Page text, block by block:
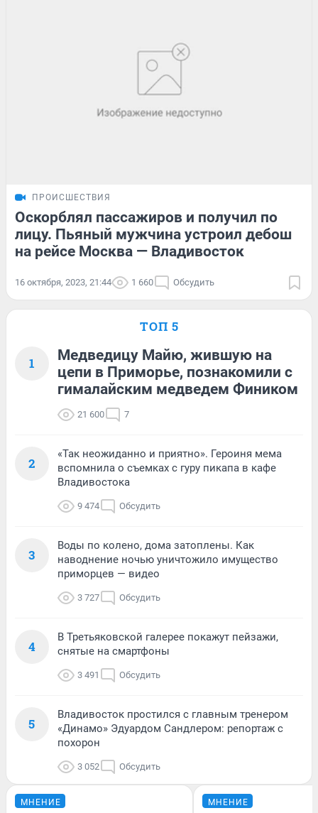
ПРОИСШЕСТВИЯ
Оскорблял пассажиров и получил по
лицу. Пьяный мужчина устроил дебош
на рейсе Москва — Владивосток
16 октября, 2023, 21:44 1 660 Обсудить
ТОП 5
1
Медведицу Майю, жившую на
цепи в Приморье, познакомили с
гималайским медведем Фиником
21 600 7
2
«Так неожиданно и приятно». Героиня мема
вспомнила о съемках с гуру пикапа в кафе
Владивостока
9 474 Обсудить
3
Воды по колено, дома затоплены. Как
наводнение ночью уничтожило имущество
приморцев — видео
3 727 Обсудить
4
В Третьяковской галерее покажут пейзажи,
снятые на смартфоны
3 491 Обсудить
5
Владивосток простился с главным тренером
«Динамо» Эдуардом Сандлером: репортаж с
похорон
3 052 Обсудить
МНЕНИЕ МНЕНИЕ